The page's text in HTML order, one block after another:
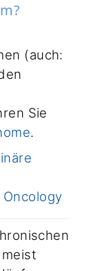
(auch:
Sie
.